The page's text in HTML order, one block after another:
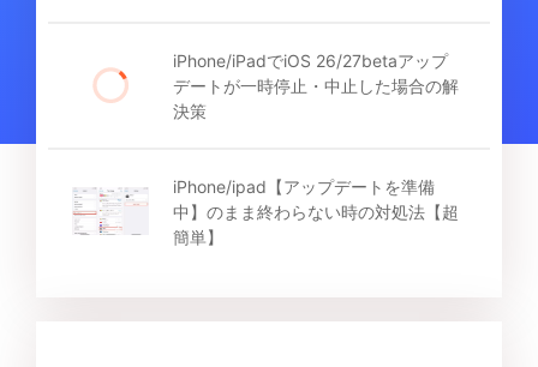
iPhone/iPadでiOS 26/27betaアップ
デートが一時停止・中止した場合の解
決策
iPhone/ipad【アップデートを準備
中】のまま終わらない時の対処法【超
簡単】